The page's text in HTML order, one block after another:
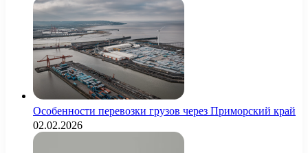
Особенности перевозки грузов через Приморский край
02.02.2026